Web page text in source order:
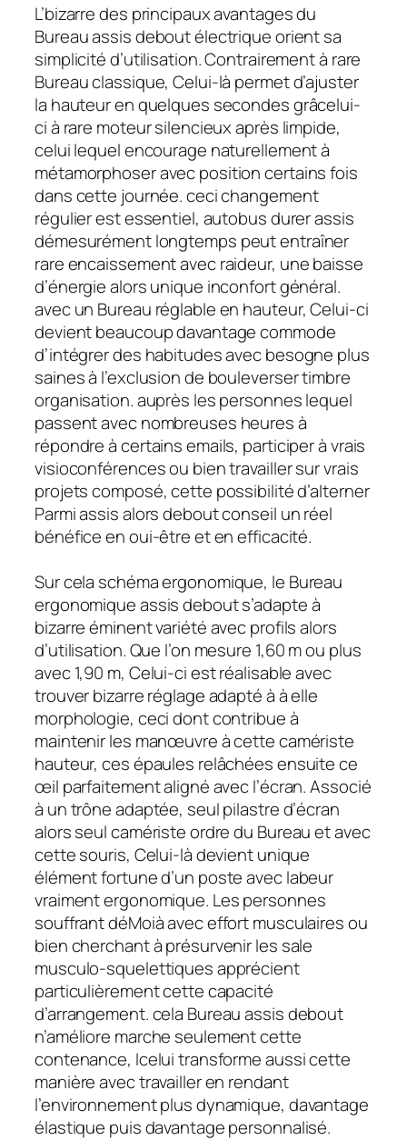
L’bizarre des principaux avantages du
Bureau assis debout électrique orient sa
simplicité d’utilisation. Contrairement à rare
Bureau classique, Celui-là permet d’ajuster
la hauteur en quelques secondes grâcelui-
ci à rare moteur silencieux après limpide,
celui lequel encourage naturellement à
métamorphoser avec position certains fois
dans cette journée. ceci changement
régulier est essentiel, autobus durer assis
démesurément longtemps peut entraîner
rare encaissement avec raideur, une baisse
d’énergie alors unique inconfort général.
avec un Bureau réglable en hauteur, Celui-ci
devient beaucoup davantage commode
d’intégrer des habitudes avec besogne plus
saines à l’exclusion de bouleverser timbre
organisation. auprès les personnes lequel
passent avec nombreuses heures à
répondre à certains emails, participer à vrais
visioconférences ou bien travailler sur vrais
projets composé, cette possibilité d’alterner
Parmi assis alors debout conseil un réel
bénéfice en oui-être et en efficacité.
Sur cela schéma ergonomique, le Bureau
ergonomique assis debout s’adapte à
bizarre éminent variété avec profils alors
d’utilisation. Que l’on mesure 1,60 m ou plus
avec 1,90 m, Celui-ci est réalisable avec
trouver bizarre réglage adapté à à elle
morphologie, ceci dont contribue à
maintenir les manœuvre à cette camériste
hauteur, ces épaules relâchées ensuite ce
œil parfaitement aligné avec l’écran. Associé
à un trône adaptée, seul pilastre d’écran
alors seul camériste ordre du Bureau et avec
cette souris, Celui-là devient unique
élément fortune d’un poste avec labeur
vraiment ergonomique. Les personnes
souffrant déMoià avec effort musculaires ou
bien cherchant à présurvenir les sale
musculo-squelettiques apprécient
particulièrement cette capacité
d’arrangement. cela Bureau assis debout
n’améliore marche seulement cette
contenance, Icelui transforme aussi cette
manière avec travailler en rendant
l’environnement plus dynamique, davantage
élastique puis davantage personnalisé.